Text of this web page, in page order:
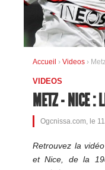
Accueil › Videos ›
VIDEOS
METZ - NICE :
Ogcnissa.com, le
Retrouvez la
et Nice, de la